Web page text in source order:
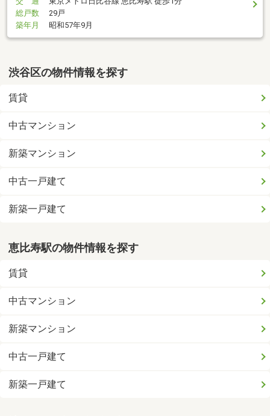
総戸数
29戸
築年月
昭和57年9月
渋谷区の物件情報を探す
賃貸
中古マンション
新築マンション
中古一戸建て
新築一戸建て
恵比寿駅の物件情報を探す
賃貸
中古マンション
新築マンション
中古一戸建て
新築一戸建て